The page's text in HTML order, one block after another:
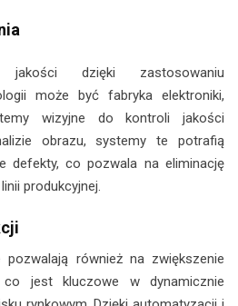
jakości dzięki zastosowaniu
może być fabryka elektroniki,
wizyjne do kontroli jakości
obrazu, systemy te potrafią
defekty, co pozwala na eliminację
produkcyjnej.
pozwalają również na zwiększenie
co jest kluczowe w dynamicznie